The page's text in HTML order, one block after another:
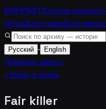
KRIPIPASTAАрхив
ОбзорКатегорииПопулярное
Русский · English
Добавить запись
‹ Назад в архив
Fair killer